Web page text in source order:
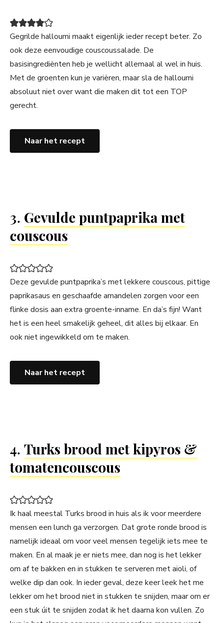
Gegrilde halloumi maakt eigenlijk ieder recept beter. Zo
ook deze eenvoudige couscoussalade. De
basisingrediënten heb je wellicht allemaal al wel in huis.
Met de groenten kun je variëren, maar sla de halloumi
absoluut niet over want die maken dit tot een TOP
gerecht.
Naar het recept
3. Gevulde puntpaprika met
couscous
Deze gevulde puntpaprika’s met lekkere couscous, pittige
paprikasaus en geschaafde amandelen zorgen voor een
flinke dosis aan extra groente-inname. En da’s fijn! Want
het is een heel smakelijk geheel, dit alles bij elkaar. En
ook niet ingewikkeld om te maken.
Naar het recept
4. Turks brood met kipyros &
tomatencouscous
Ik haal meestal Turks brood in huis als ik voor meerdere
mensen een lunch ga verzorgen. Dat grote ronde brood is
namelijk ideaal om voor veel mensen tegelijk iets mee te
maken. En al maak je er niets mee, dan nog is het lekker
om af te bakken en in stukken te serveren met aioli, of
welke dip dan ook. In ieder geval, deze keer leek het me
lekker om het brood niet in stukken te snijden, maar om er
een stuk úit te snijden zodat ik het daarna kon vullen. Zo